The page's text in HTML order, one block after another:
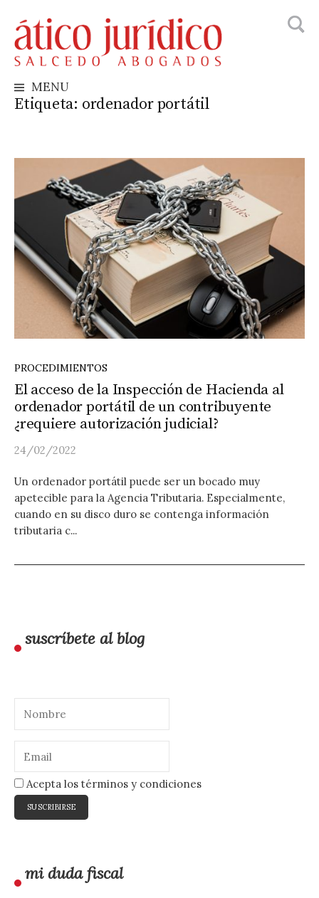
to
content
MENU
Etiqueta: ordenador portátil
PROCEDIMIENTOS
El acceso de la Inspección de Hacienda al
ordenador portátil de un contribuyente
¿requiere autorización judicial?
24/02/2022
Un ordenador portátil puede ser un bocado muy
apetecible para la Agencia Tributaria. Especialmente,
cuando en su disco duro se contenga información
tributaria c...
suscríbete al blog
Acepta los términos y condiciones
mi duda fiscal